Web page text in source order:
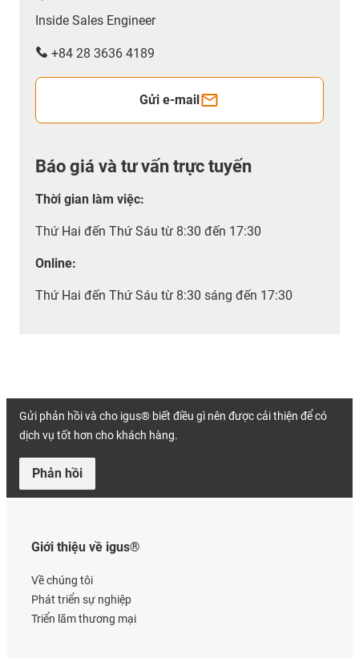
Inside Sales Engineer
+84 28 3636 4189
Gửi e-mail
Báo giá và tư vấn trực tuyến
Thời gian làm việc:
Thứ Hai đến Thứ Sáu từ 8:30 đến 17:30
Online:
Thứ Hai đến Thứ Sáu từ 8:30 sáng đến 17:30
Gửi phản hồi và cho igus® biết điều gì nên được cải thiện để có
dịch vụ tốt hơn cho khách hàng.
Phản hồi
Giới thiệu về igus®
Về chúng tôi
Phát triển sự nghiệp
Triển lãm thương mại